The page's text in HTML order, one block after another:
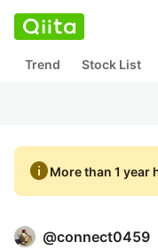
Trend Stock List
infoMore than 1 year
@connect0459